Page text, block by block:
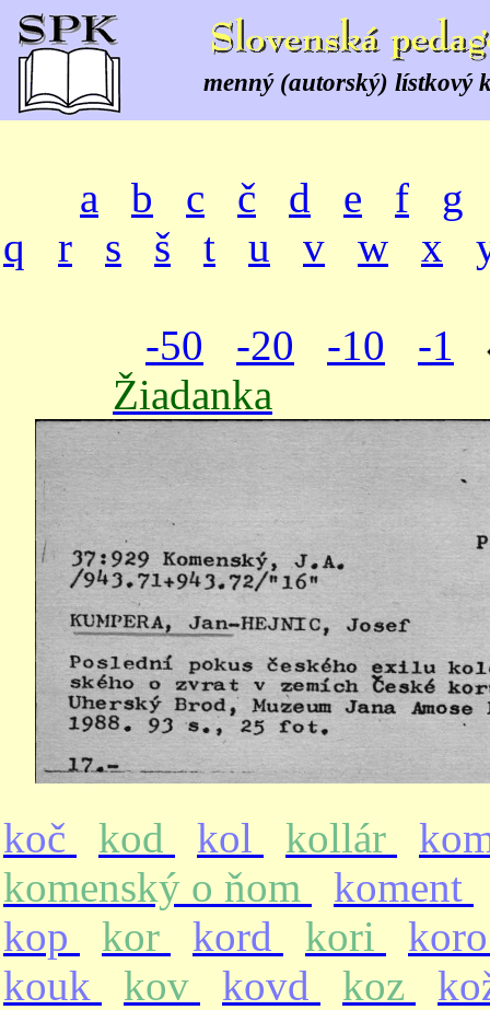
menný (autorský) lístkový
a b c č d e f
g
q
r s š t u v w x
-50 -20 -10
-1
Žiadanka
koč kod kol kollár
komenský o ňom
koment
kop
kor kord kori
kouk
kov kovd koz